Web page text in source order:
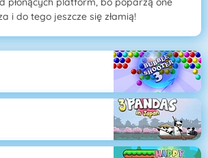
i do tego jeszcze się złamią!